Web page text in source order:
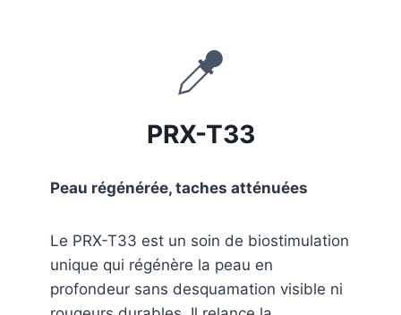
PRX-T33
Peau régénérée, taches atténuées
Le PRX-T33 est un soin de biostimulation
unique qui régénère la peau en
profondeur sans desquamation visible ni